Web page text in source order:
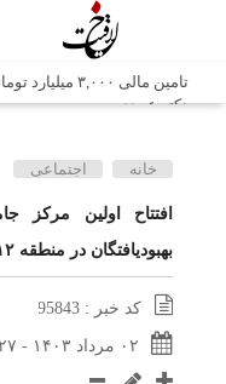
تامین مالی
دکتر عبیدی
شش وزیر کابینه پاکستان با
اتابک: ظرفیت های جدید
محوریت بخش خصوصی
در مسیر جا‌مانده‌ها، دل‌ها
وزیر صمت خواستار پیگیری
شد / تجارت ۱۰ میلیارد دلاری ایران و پاکستان
خانه اجتماعی
افتتاح اولین مرکز
بهبودیافتگان در منطقه ۱۲
کد خبر : 95843
۰۲ مرداد ۱۴۰۳ - ۲۰:۲۷ - ۲۳ ژوئیه ۲۰۲۴ - ۲۰:۲۷